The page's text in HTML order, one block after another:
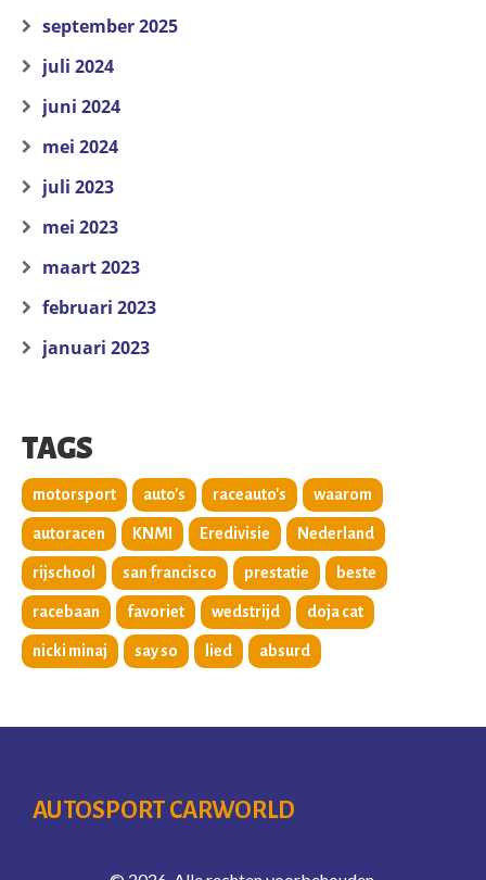
september 2025
juli 2024
juni 2024
mei 2024
juli 2023
mei 2023
maart 2023
februari 2023
januari 2023
TAGS
motorsport auto's raceauto's waarom
autoracen KNMI Eredivisie Nederland
rijschool san francisco prestatie beste
racebaan favoriet wedstrijd doja cat
nicki minaj say so lied absurd
AUTOSPORT CARWORLD